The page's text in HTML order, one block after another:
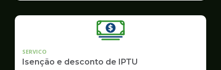
SERVICO
Isenção e desconto de IPTU